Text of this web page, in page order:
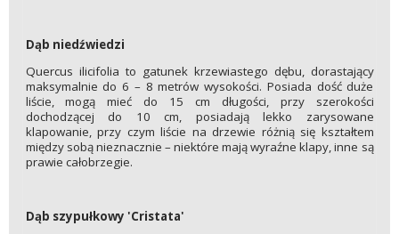
Dąb niedźwiedzi
Quercus ilicifolia to gatunek krzewiastego dębu, dorastający
maksymalnie do 6 – 8 metrów wysokości. Posiada dość duże
liście, mogą mieć do 15 cm długości, przy szerokości
dochodzącej do 10 cm, posiadają lekko zarysowane
klapowanie, przy czym liście na drzewie różnią się kształtem
między sobą nieznacznie – niektóre mają wyraźne klapy, inne są
prawie całobrzegie.
Dąb szypułkowy 'Cristata'